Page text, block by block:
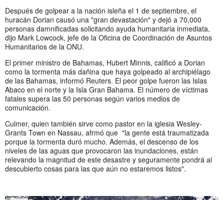
Después de golpear a la nación isleña el 1 de septiembre, el
huracán Dorian causó una "gran devastación" y dejó a 70,000
personas damnificadas solicitando ayuda humanitaria inmediata,
dijo Mark Lowcock, jefe de la Oficina de Coordinación de Asuntos
Humanitarios de la ONU.
El primer ministro de Bahamas, Hubert Minnis, calificó a Dorian
como la tormenta más dañina que haya golpeado al archipiélago
de las Bahamas, informó Reuters. El peor golpe fueron las Islas
Abaco en el norte y la Isla Gran Bahama. El número de víctimas
fatales supera las 50 personas según varios medios de
comunicación.
Culmer, quien también sirve como pastor en la iglesia Wesley-
Grants Town en Nassau, afrmó que "la gente está traumatizada
porque la tormenta duró mucho. Además, el descenso de los
niveles de las aguas que provocaron las inundaciones, están
relevando la magnitud de este desastre y seguramente pondrá al
descubierto cosas para las que aún no estaremos listos".